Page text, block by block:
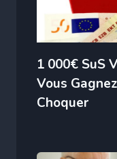
1 000€ SuS
Vous
Choquer